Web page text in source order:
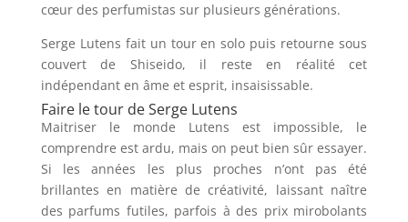
cœur des perfumistas sur plusieurs générations.
Serge Lutens fait un tour en solo puis retourne sous
couvert de Shiseido, il reste en réalité cet
indépendant en âme et esprit, insaisissable.
Faire le tour de Serge Lutens
Maitriser le monde Lutens est impossible, le
comprendre est ardu, mais on peut bien sûr essayer.
Si les années les plus proches n’ont pas été
brillantes en matière de créativité, laissant naître
des parfums futiles, parfois à des prix mirobolants